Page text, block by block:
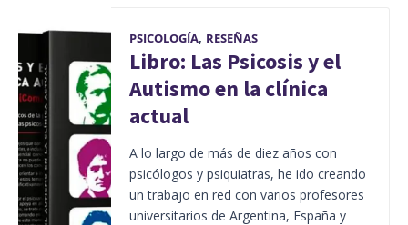
PSICOLOGÍA, RESEÑAS
Libro: Las Psicosis y el
Autismo en la clínica
actual
A lo largo de más de diez años con
psicólogos y psiquiatras, he ido creando
un trabajo en red con varios profesores
universitarios de Argentina, España y